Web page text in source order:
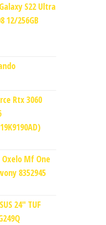
S22 Ultra
12/256GB
Rtx 3060
Mf One
8352945
24" TUF